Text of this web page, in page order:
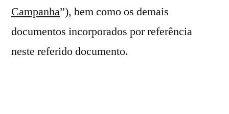
Campanha”), bem como os demais
documentos incorporados por referência
neste referido documento.